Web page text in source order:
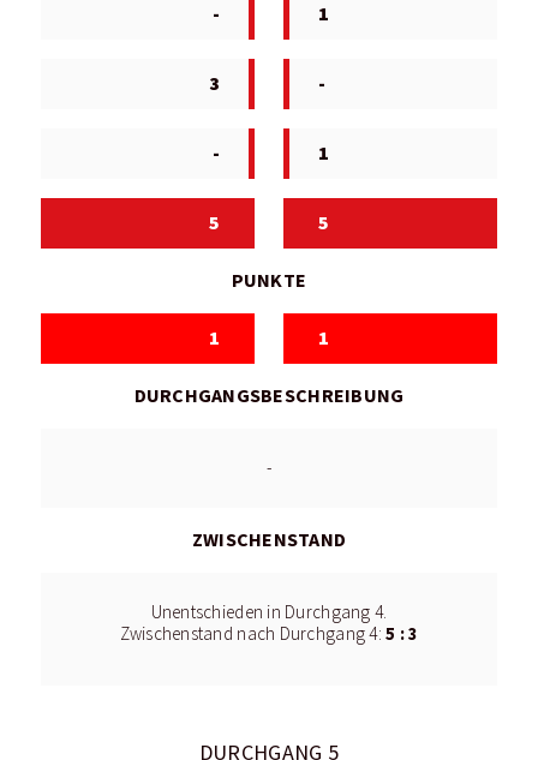
- 1
3 -
- 1
5 5
PUNKTE
1 1
DURCHGANGSBESCHREIBUNG
-
ZWISCHENSTAND
Unentschieden in Durchgang 4.
Zwischenstand nach Durchgang 4:5 : 3
DURCHGANG 5